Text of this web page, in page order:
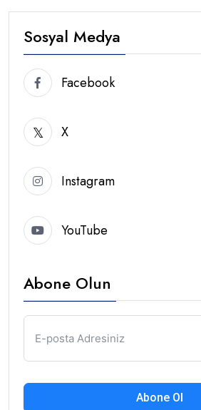
Sosyal Medya
Facebook
X
Instagram
YouTube
Abone Olun
Abone Ol